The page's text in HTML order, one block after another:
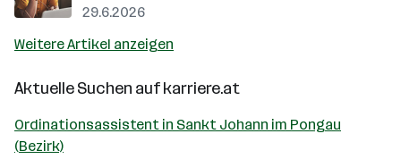
29.6.2026
Weitere Artikel anzeigen
Aktuelle Suchen aufkarriere.at
Ordinationsassistent in Sankt Johann im Pongau
(Bezirk)